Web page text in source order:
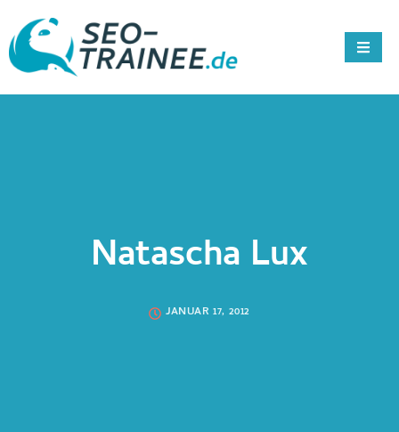
Natascha Lux
JANUAR 17, 2012